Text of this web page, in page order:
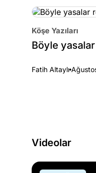
Köşe Yazıları
Böyle
Fatih Altaylı
Videolar